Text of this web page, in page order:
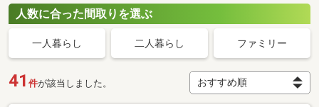
人数に合った間取りを選ぶ
一人暮らし 二人暮らし ファミリー
41 件が該当しました。